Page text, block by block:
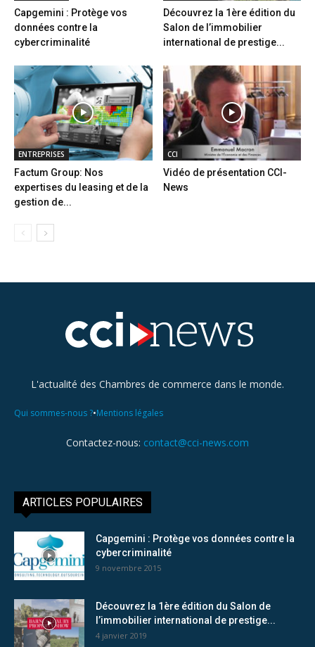
Capgemini : Protège vos
données contre la
cybercriminalité
Découvrez la 1ère édition du
Salon de l’immobilier
international de prestige...
ENTREPRISES
Factum Group: Nos
expertises du leasing et de la
gestion de...
CCI
Vidéo de présentation CCI-
News
L'actualité des Chambres de commerce dans le monde.
Qui sommes-nous ?•Mentions légales
Contactez-nous: contact@cci-news.com
ARTICLES POPULAIRES
Capgemini : Protège vos données contre la
cybercriminalité
9 novembre 2015
Découvrez la 1ère édition du Salon de
l’immobilier international de prestige...
4 janvier 2019